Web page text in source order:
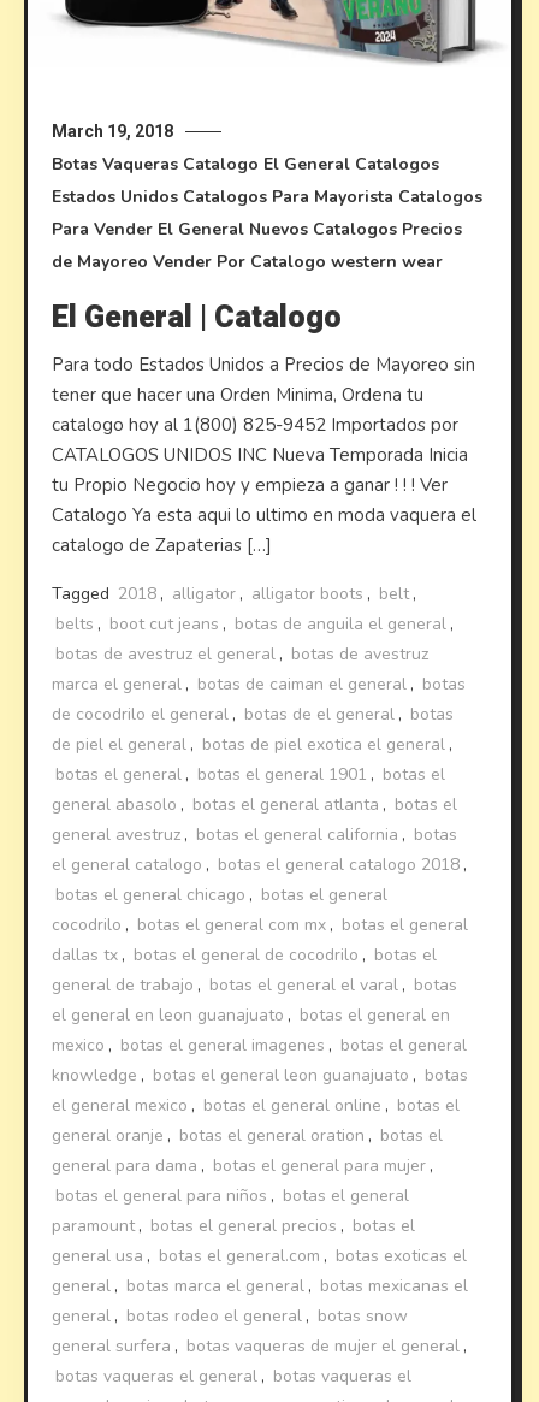
March 19, 2018
Botas Vaqueras Catalogo El General Catalogos
Estados Unidos Catalogos Para Mayorista Catalogos
Para Vender El General Nuevos Catalogos Precios
de Mayoreo Vender Por Catalogo western wear
El General | Catalogo
Para todo Estados Unidos a Precios de Mayoreo sin
tener que hacer una Orden Minima, Ordena tu
catalogo hoy al 1(800) 825-9452 Importados por
CATALOGOS UNIDOS INC Nueva Temporada Inicia
tu Propio Negocio hoy y empieza a ganar ! ! ! Ver
Catalogo Ya esta aqui lo ultimo en moda vaquera el
catalogo de Zapaterias […]
Tagged 2018 , alligator , alligator boots , belt,
belts , boot cut jeans , botas de anguila el general ,
botas de avestruz el general , botas de avestruz
marca el general , botas de caiman el general , botas
de cocodrilo el general , botas de el general , botas
de piel el general , botas de piel exotica el general ,
botas el general , botas el general 1901 , botas el
general abasolo , botas el general atlanta , botas el
general avestruz , botas el general california , botas
el general catalogo , botas el general catalogo 2018 ,
botas el general chicago , botas el general
cocodrilo , botas el general com mx , botas el general
dallas tx , botas el general de cocodrilo , botas el
general de trabajo , botas el general el varal , botas
el general en leon guanajuato , botas el general en
mexico , botas el general imagenes , botas el general
knowledge , botas el general leon guanajuato , botas
el general mexico , botas el general online , botas el
general oranje , botas el general oration , botas el
general para dama , botas el general para mujer ,
botas el general para niños , botas el general
paramount, botas el general precios , botas el
general usa , botas el general.com , botas exoticas el
general , botas marca el general , botas mexicanas el
general , botas rodeo el general , botas snow
general surfera , botas vaqueras de mujer el general ,
botas vaqueras el general , botas vaqueras el